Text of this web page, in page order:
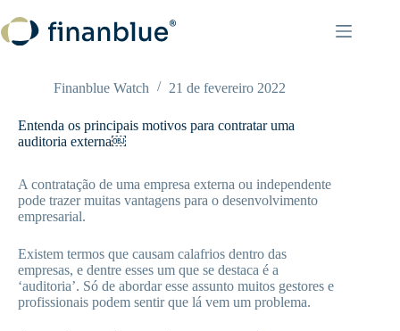
para
o
Finanblue Watch 21 de fevereiro 2022
Entenda os principais motivos para contratar uma
auditoria externa￼
A contratação de uma empresa externa ou independente
pode trazer muitas vantagens para o desenvolvimento
empresarial.
Existem termos que causam calafrios dentro das
empresas, e dentre esses um que se destaca é a
‘auditoria’. Só de abordar esse assunto muitos gestores e
profissionais podem sentir que lá vem um problema.